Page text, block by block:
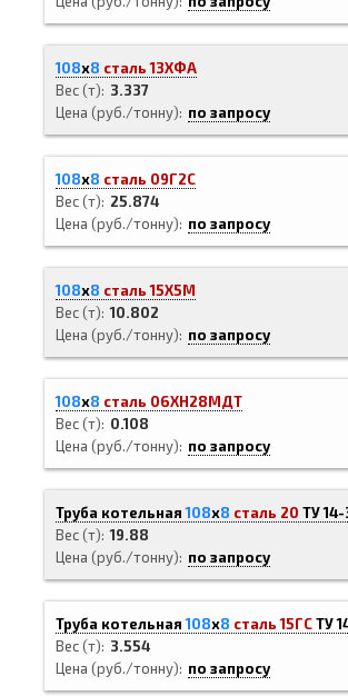
108х8 сталь 13ХФА
Вес (т)
3.337
Цена (руб./тонну)
по запросу
108х8 сталь 09Г2С
Вес (т)
25.874
Цена (руб./тонну)
по запросу
108х8 сталь 15Х5М
Вес (т) 10.802
Цена (руб./тонну)
по запросу
108х8 сталь 06ХН28МДТ
Вес (т)
0.108
Цена (руб./тонну)
по запросу
Труба котельная108х8 сталь 20 ТУ
Вес (т) 19.88
Цена (руб./тонну)
по запросу
Труба котельная108х8 сталь 15ГСТУ
Вес (т)
3.554
Цена (руб./тонну)
по запросу